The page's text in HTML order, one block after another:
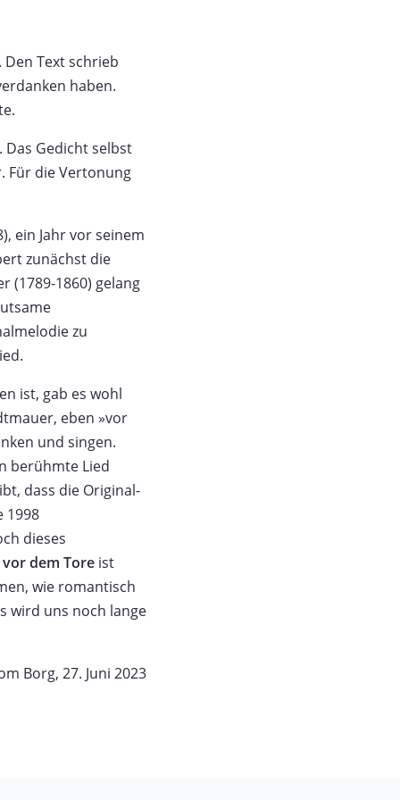
Text schrieb
haben.
. Das Gedicht selbst
Für die Vertonung
ein Jahr vor seinem
zunächst die
(1789-1860) gelang
zu
ist, gab es wohl
eben »vor
und singen.
berühmte Lied
dass die Original-
1998
dieses
dem Tore ist
wie romantisch
wird uns noch lange
Borg, 27. Juni 2023